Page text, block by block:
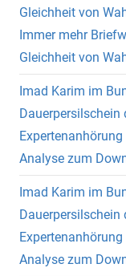
Gleichheit von
Immer mehr
Gleichheit von
Imad Karim im
Dauerpersilschein
Analyse zum
Imad Karim im
Dauerpersilschein
Analyse zum